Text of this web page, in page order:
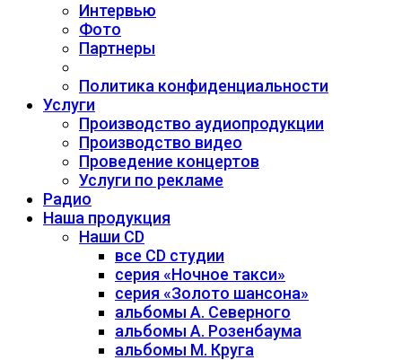
Интервью
Фото
Партнеры
Политика конфиденциальности
Услуги
Производство аудиопродукции
Производство видео
Проведение концертов
Услуги по рекламе
Радио
Наша продукция
Наши CD
все CD студии
серия «Ночное такси»
серия «Золото шансона»
альбомы А. Северного
альбомы А. Розенбаума
альбомы М. Круга